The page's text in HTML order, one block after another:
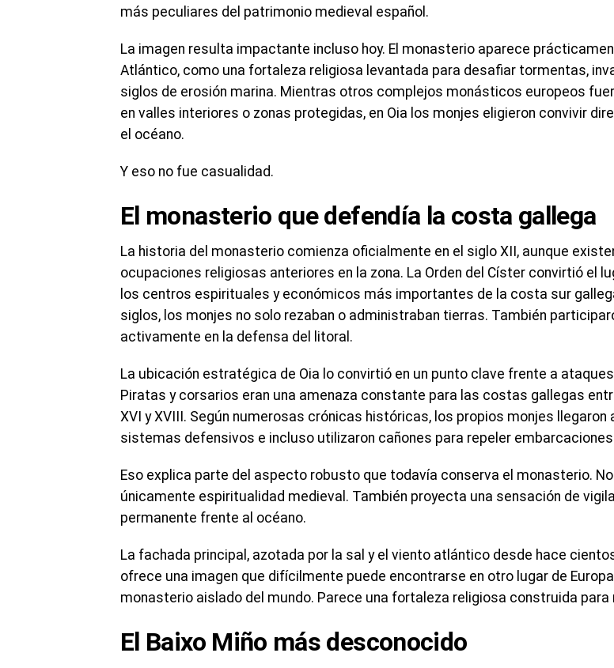
más peculiares del patrimonio medieval español.
La imagen resulta impactante incluso hoy. El monasterio aparece
Atlántico, como una fortaleza religiosa levantada para desafiar tormentas,
siglos de erosión marina. Mientras otros complejos monásticos europeos
en valles interiores o zonas protegidas, en Oia los monjes eligieron convivir
el océano.
Y eso no fue casualidad.
El monasterio que defendía la costa gallega
La historia del monasterio comienza oficialmente en el siglo XII, aunque
ocupaciones religiosas anteriores en la zona. La Orden del Císter convirtió el
los centros espirituales y económicos más importantes de la costa sur
siglos, los monjes no solo rezaban o administraban tierras. También
activamente en la defensa del litoral.
La ubicación estratégica de Oia lo convirtió en un punto clave frente a
Piratas y corsarios eran una amenaza constante para las costas gallegas
XVI y XVIII. Según numerosas crónicas históricas, los propios monjes llegaron
sistemas defensivos e incluso utilizaron cañones para repeler
Eso explica parte del aspecto robusto que todavía conserva el monasterio.
únicamente espiritualidad medieval. También proyecta una sensación de
permanente frente al océano.
La fachada principal, azotada por la sal y el viento atlántico desde hace
ofrece una imagen que difícilmente puede encontrarse en otro lugar de
monasterio aislado del mundo. Parece una fortaleza religiosa construida
El Baixo Miño más desconocido